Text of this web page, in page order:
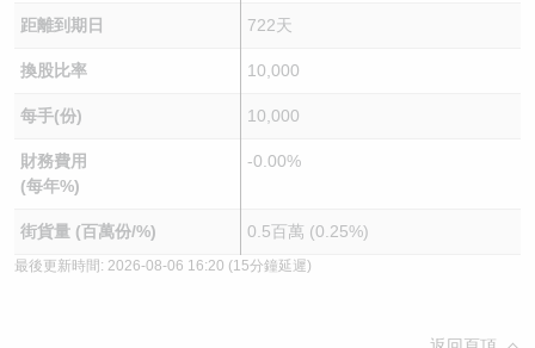
距離到期日 722天
換股比率 10,000
每手(份) 10,000
財務費用
(每年%)
-0.00%
街貨量 (百萬份/%) 0.5百萬 (0.25%)
最後更新時間: 2026-08-06 16:20 (15分鐘延遲)